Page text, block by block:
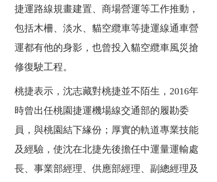
捷運路線規畫建置、商場營運等工作推動，
包括木柵、淡水、貓空纜車等捷運線通車營
運都有他的身影，也曾投入貓空纜車風災搶
修復駛工程。
桃捷表示，沈志藏對桃捷並不陌生，2016年
時曾出任桃園捷運機場線交通部的履勘委
員，與桃園結下緣份；厚實的軌道專業技能
及經驗，使沈在北捷先後擔任中運量運輸處
長、事業部經理、供應部經理、副總經理及